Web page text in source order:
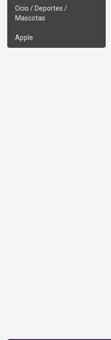
Ocio / Deportes /
Mascotas
Apple